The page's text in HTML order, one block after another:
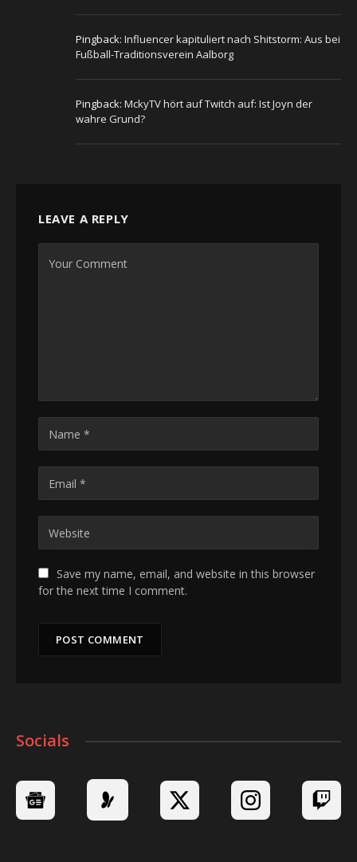
Pingback: Influencer kapituliert nach Shitstorm: Aus bei
Fußball-Traditionsverein Aalborg
Pingback: MckyTV hört auf Twitch auf: Ist Joyn der
wahre Grund?
LEAVE A REPLY
Save my name, email, and website in this browser
for the next time I comment.
Socials